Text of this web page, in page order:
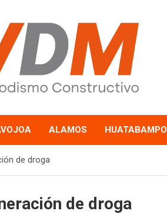
ALAMOS HUATABAMPO
de droga
de droga